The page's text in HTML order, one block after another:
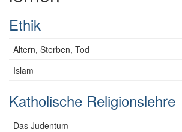
Ethik
Altern, Sterben, Tod
Islam
Katholische Religionslehre
Das Judentum